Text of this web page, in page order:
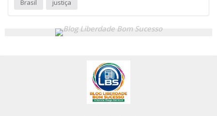
Brasil justiça